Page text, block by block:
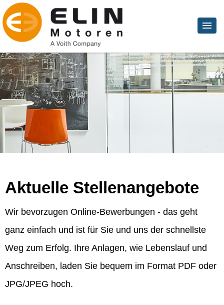
Aktuelle Stellenangebote
Wir bevorzugen Online-Bewerbungen - das geht
ganz einfach und ist für Sie und uns der schnellste
Weg zum Erfolg. Ihre Anlagen, wie Lebenslauf und
Anschreiben, laden Sie bequem im Format PDF oder
JPG/JPEG hoch.